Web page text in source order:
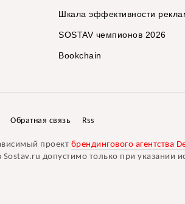
Шкала эффективности
SOSTAV чемпионов 2026
Bookchain
Обратная связь Rss
проект брендингового агентства
допустимо только при указании